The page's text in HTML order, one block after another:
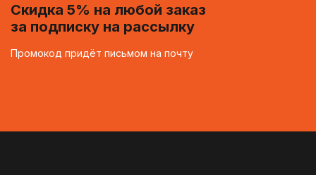
Скидка 5% на любой заказ
за подписку на рассылку
Промокод придёт письмом на почту